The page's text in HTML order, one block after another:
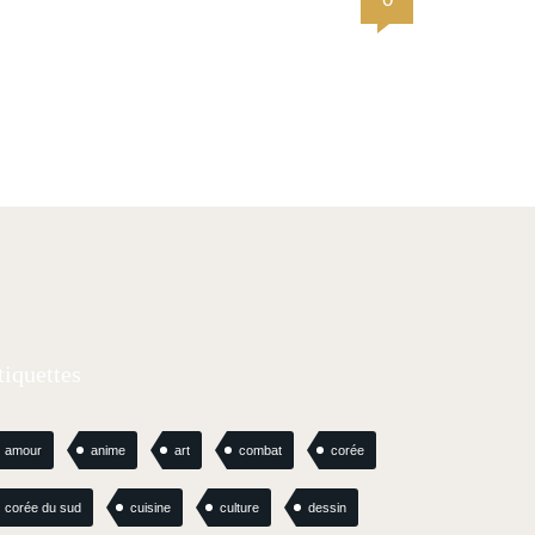
amour anime art combat corée
corée du sud cuisine culture dessin